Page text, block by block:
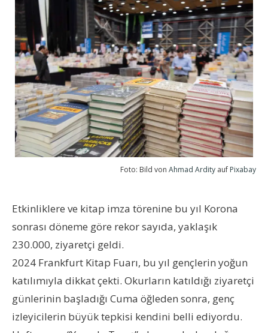
Foto: Bild von Ahmad Ardity auf Pixabay
Etkinliklere ve kitap imza törenine bu yıl Korona
sonrası döneme göre rekor sayıda, yaklaşık
230.000, ziyaretçi geldi.
2024 Frankfurt Kitap Fuarı, bu yıl gençlerin yoğun
katılımıyla dikkat çekti. Okurların katıldığı ziyaretçi
günlerinin başladığı Cuma öğleden sonra, genç
izleyicilerin büyük tepkisi kendini belli ediyordu.